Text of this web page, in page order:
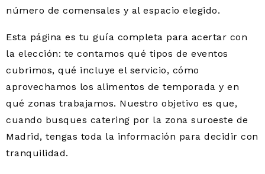
número de comensales y al espacio elegido.
Esta página es tu guía completa para acertar con
la elección: te contamos qué tipos de eventos
cubrimos, qué incluye el servicio, cómo
aprovechamos los alimentos de temporada y en
qué zonas trabajamos. Nuestro objetivo es que,
cuando busques catering por la zona suroeste de
Madrid, tengas toda la información para decidir con
tranquilidad.